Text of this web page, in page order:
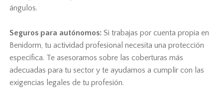
ángulos.
Seguros para autónomos: Si trabajas por cuenta propia en
Benidorm, tu actividad profesional necesita una protección
específica. Te asesoramos sobre las coberturas más
adecuadas para tu sector y te ayudamos a cumplir con las
exigencias legales de tu profesión.